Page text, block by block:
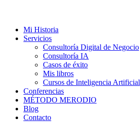
Mi Historia
Servicios
Consultoría Digital de Negocio
Consultoría IA
Casos de éxito
Mis libros
Cursos de Inteligencia Artificial
Conferencias
MÉTODO MERODIO
Blog
Contacto